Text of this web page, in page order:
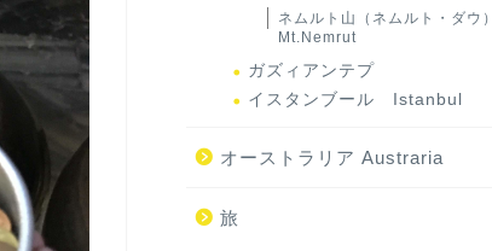
ネムルト山（ネムルト・ダウ）
Mt.Nemrut
ガズィアンテプ
イスタンブール Istanbul
オーストラリア Austraria
旅